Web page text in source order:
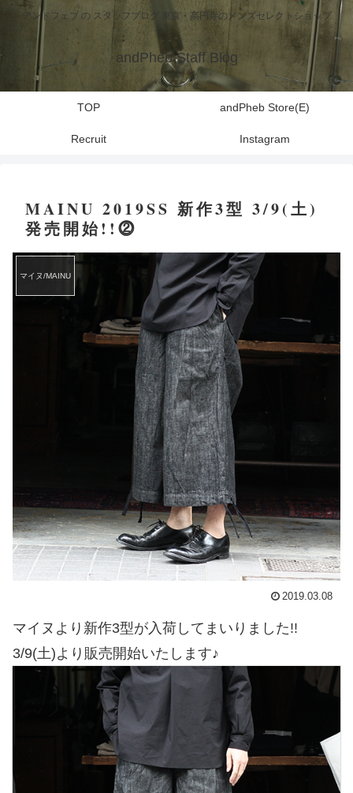
アンドフェブ の スタッフブログ 東京・高円寺のメンズセレクトショップ
andPheb Staff Blog
TOP andPheb Store(E)
Recruit Instagram
MAINU 2019SS 新作3型 3/9(土)
発売開始!!⓶
マイヌ/MAINU
2019.03.08
マイヌより新作3型が入荷してまいりました!!
3/9(土)より販売開始いたします♪